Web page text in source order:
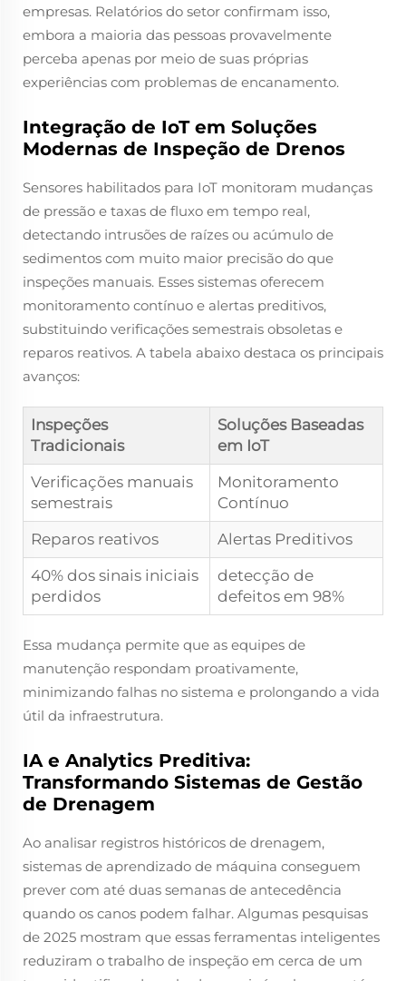
empresas. Relatórios do setor confirmam isso,
embora a maioria das pessoas provavelmente
perceba apenas por meio de suas próprias
experiências com problemas de encanamento.
Integração de IoT em Soluções
Modernas de Inspeção de Drenos
Sensores habilitados para IoT monitoram mudanças
de pressão e taxas de fluxo em tempo real,
detectando intrusões de raízes ou acúmulo de
sedimentos com muito maior precisão do que
inspeções manuais. Esses sistemas oferecem
monitoramento contínuo e alertas preditivos,
substituindo verificações semestrais obsoletas e
reparos reativos. A tabela abaixo destaca os principais
avanços:
Inspeções
Tradicionais
Soluções Baseadas
em IoT
Verificações manuais
semestrais
Monitoramento
Contínuo
Reparos reativos
Alertas Preditivos
40% dos sinais iniciais
perdidos
detecção de
defeitos em 98%
Essa mudança permite que as equipes de
manutenção respondam proativamente,
minimizando falhas no sistema e prolongando a vida
útil da infraestrutura.
IA e Analytics Preditiva:
Transformando Sistemas de Gestão
de Drenagem
Ao analisar registros históricos de drenagem,
sistemas de aprendizado de máquina conseguem
prever com até duas semanas de antecedência
quando os canos podem falhar. Algumas pesquisas
de 2025 mostram que essas ferramentas inteligentes
reduziram o trabalho de inspeção em cerca de um